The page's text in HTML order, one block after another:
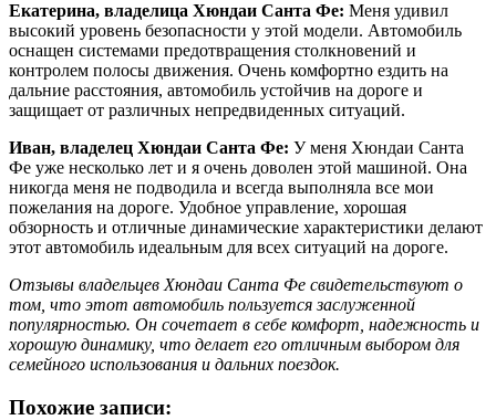
Екатерина, владелица Хюндаи Санта Фе: Меня удивил
высокий уровень безопасности у этой модели. Автомобиль
оснащен системами предотвращения столкновений и
контролем полосы движения. Очень комфортно ездить на
дальние расстояния, автомобиль устойчив на дороге и
защищает от различных непредвиденных ситуаций.
Иван, владелец Хюндаи Санта Фе: У меня Хюндаи Санта
Фе уже несколько лет и я очень доволен этой машиной. Она
никогда меня не подводила и всегда выполняла все мои
пожелания на дороге. Удобное управление, хорошая
обзорность и отличные динамические характеристики делают
этот автомобиль идеальным для всех ситуаций на дороге.
Отзывы владельцев Хюндаи Санта Фе свидетельствуют о
том, что этот автомобиль пользуется заслуженной
популярностью. Он сочетает в себе комфорт, надежность и
хорошую динамику, что делает его отличным выбором для
семейного использования и дальних поездок.
Похожие записи: